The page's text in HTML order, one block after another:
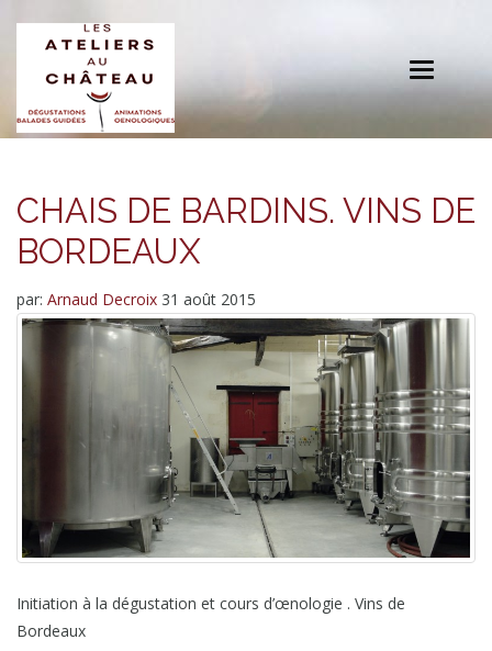
Toggle
CHAIS DE BARDINS. VINS DE
BORDEAUX
par: Arnaud Decroix 31 août 2015
Initiation à la dégustation et cours d’œnologie . Vins de
Bordeaux